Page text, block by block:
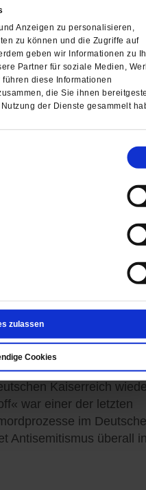
Anzeigen zu personalisieren,
zu können und die Zugriffe auf
geben wir Informationen zu
Partner für soziale Medien,
diese Informationen
die Sie ihnen
der Dienste gesammelt
zulassen
Cookies
Regierung Netanjahu
was passiert, wenn
aushöhlen. Eine
diese mittelalterliche
Kaiserreich
war einer der letzten
im
Antisemitismus überall